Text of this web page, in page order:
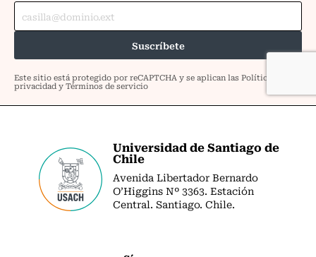
Universidad de Santiago de
Chile
Avenida Libertador Bernardo
O’Higgins Nº 3363. Estación
Central. Santiago. Chile.